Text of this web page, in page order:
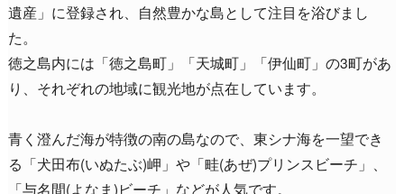
遺産」に登録され、自然豊かな島として注目を浴びまし
た。
徳之島内には「徳之島町」「天城町」「伊仙町」の3町があ
り、それぞれの地域に観光地が点在しています。
青く澄んだ海が特徴の南の島なので、東シナ海を一望でき
る「犬田布(いぬたぶ)岬」や「畦(あぜ)プリンスビーチ」、
「与名間(よなま)ビーチ」などが人気です。